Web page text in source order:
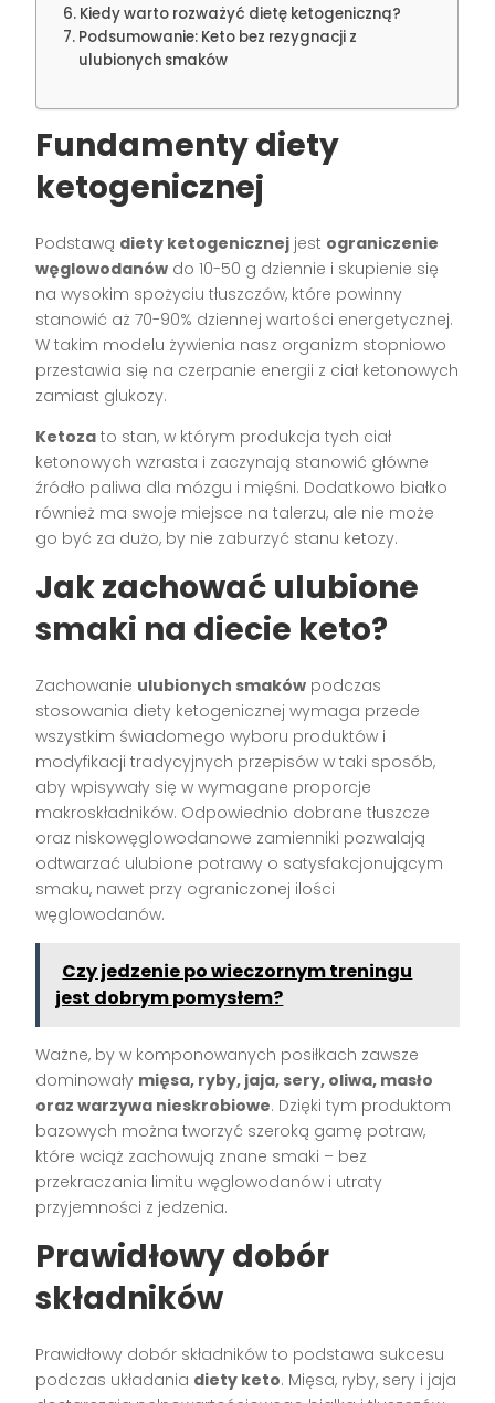
Kiedy warto rozważyć dietę ketogeniczną?
Podsumowanie: Keto bez rezygnacji z
ulubionych smaków
Fundamenty diety
ketogenicznej
Podstawą diety ketogenicznej jest ograniczenie
węglowodanów do 10-50 g dziennie i skupienie się
na wysokim spożyciu tłuszczów, które powinny
stanowić aż 70-90% dziennej wartości energetycznej.
W takim modelu żywienia nasz organizm stopniowo
przestawia się na czerpanie energii z ciał ketonowych
zamiast glukozy.
Ketoza to stan, w którym produkcja tych ciał
ketonowych wzrasta i zaczynają stanowić główne
źródło paliwa dla mózgu i mięśni. Dodatkowo białko
również ma swoje miejsce na talerzu, ale nie może
go być za dużo, by nie zaburzyć stanu ketozy.
Jak zachować ulubione
smaki na diecie keto?
Zachowanie ulubionych smaków podczas
stosowania diety ketogenicznej wymaga przede
wszystkim świadomego wyboru produktów i
modyfikacji tradycyjnych przepisów w taki sposób,
aby wpisywały się w wymagane proporcje
makroskładników. Odpowiednio dobrane tłuszcze
oraz niskowęglowodanowe zamienniki pozwalają
odtwarzać ulubione potrawy o satysfakcjonującym
smaku, nawet przy ograniczonej ilości
węglowodanów.
Czy jedzenie po wieczornym treningu
jest dobrym pomysłem?
Ważne, by w komponowanych posiłkach zawsze
dominowały mięsa, ryby, jaja, sery, oliwa, masło
oraz warzywa nieskrobiowe. Dzięki tym produktom
bazowych można tworzyć szeroką gamę potraw,
które wciąż zachowują znane smaki – bez
przekraczania limitu węglowodanów i utraty
przyjemności z jedzenia.
Prawidłowy dobór
składników
Prawidłowy dobór składników to podstawa sukcesu
podczas układania diety keto. Mięsa, ryby, sery i jaja